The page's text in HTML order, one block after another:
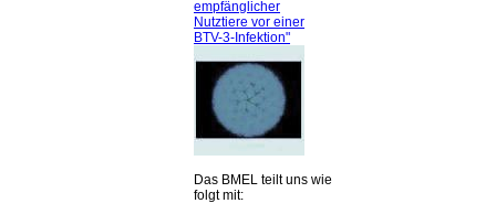
empfänglicher
Nutztiere vor einer
BTV-3-Infektion"
Das BMEL teilt uns wie
folgt mit: